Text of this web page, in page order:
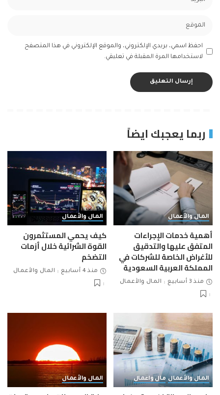
احفظ اسمي، بريدي الإلكتروني، والموقع الإلكتروني في هذا المتصفح
لاستخدامها المرة المقبلة في تعليقي.
ربما يعجبك ايضاً
المال والأعمال
أهمية خدمات الإجراءات
المتفق عليها والتدقيق
للأغراض الخاصة للشركات في
المملكة العربية السعودية
منذ 3 أسابيع المال والأعمال
المال والأعمال
كيف يحمي المستثمرون
القوة الشرائية خلال أزمات
التضخم
منذ 4 أسابيع المال والأعمال
المال والأعمال مال واعمال المال والأعمال